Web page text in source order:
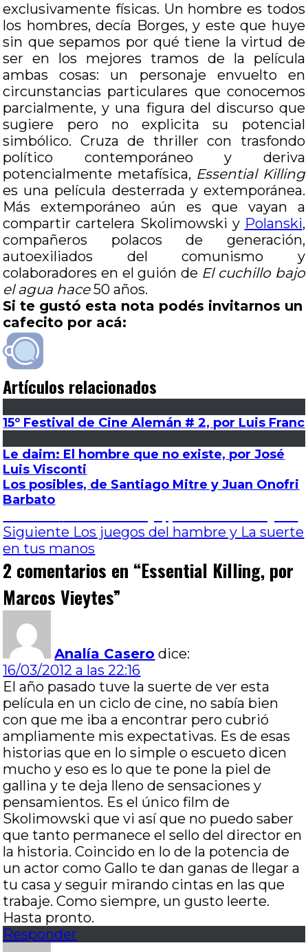
exclusivamente físicas. Un hombre es todos
los hombres, decía Borges, y este que huye
sin que sepamos por qué tiene la virtud de
ser en los mejores tramos de la película
ambas cosas: un personaje envuelto en
circunstancias particulares que conocemos
parcialmente, y una figura del discurso que
sugiere pero no explicita su potencial
simbólico. Cruza de thriller con trasfondo
político contemporáneo y deriva
potencialmente metafísica, Essential Killing
es una película desterrada y extemporánea.
Más extemporáneo aún es que vayan a
compartir cartelera Skolimowski y Polanski,
compañeros polacos de generación,
autoexiliados del comunismo y
colaboradores en el guión de El cuchillo bajo
el agua hace50 años.
Si te gustó esta nota podés invitarnos un
cafecito por acá:
Artículos relacionados
15º Festival de Cine Alemán # 2, por Luis Franc
Le daim: El hombre que no existe, por José
Luis Visconti
Los posibles, de Santiago Mitre y Juan Onofri
Barbato
Navegación
de
entradas
anterior:
Siguiente Entrada
siguiente:
Los juegos del hambre y La suerte
en tus manos
2 comentarios en “Essential Killing, por
Marcos Vieytes”
Analía Casero dice:
16/03/2012 a las 22:16
El año pasado tuve la suerte de ver esta
película en un ciclo de cine, no sabía bien
con que me iba a encontrar pero cubrió
ampliamente mis expectativas. Es de esas
historias que en lo simple o escueto dicen
mucho y eso es lo que te pone la piel de
gallina y te deja lleno de sensaciones y
pensamientos. Es el único film de
Skolimowski que vi así que no puedo saber
que tanto permanece el sello del director en
la historia. Coincido en lo de la potencia de
un actor como Gallo te dan ganas de llegar a
tu casa y seguir mirando cintas en las que
trabaje. Como siempre, un gusto leerte.
Hasta pronto.
Responder